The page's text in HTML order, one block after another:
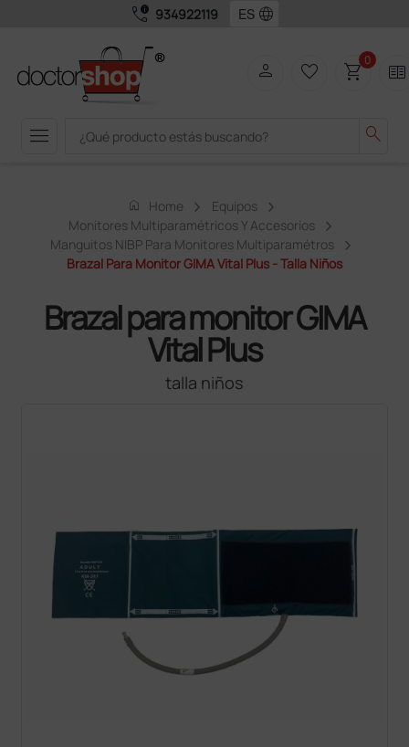
call_quality 934922119 language
menu search
person favorite_border shopping_cart0 two_pager
home Home
Equipos
Monitores Multiparamétricos Y Accesorios
Manguitos NIBP Para Monitores Multiparamétros
Brazal Para Monitor GIMA Vital Plus - Talla Niños
Brazal para monitor GIMA
Vital Plus
talla niños